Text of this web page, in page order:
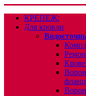
КРЕПЕЖ:
Для кровли